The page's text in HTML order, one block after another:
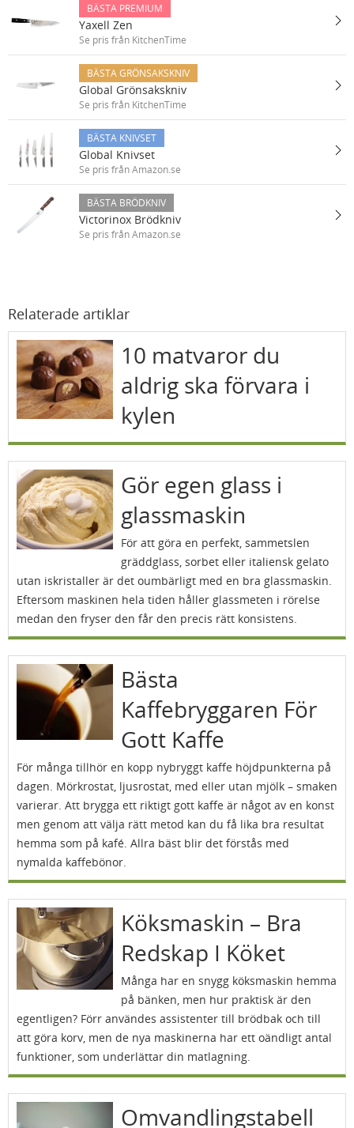
BÄSTA PREMIUM
Yaxell Zen
Se pris från KitchenTime
BÄSTA GRÖNSAKSKNIV
Global Grönsakskniv
Se pris från KitchenTime
BÄSTA KNIVSET
Global Knivset
Se pris från Amazon.se
BÄSTA BRÖDKNIV
Victorinox Brödkniv
Se pris från Amazon.se
Relaterade artiklar
10 matvaror du
aldrig ska förvara i
kylen
Gör egen glass i
glassmaskin
För att göra en perfekt, sammetslen
gräddglass, sorbet eller italiensk gelato
utan iskristaller är det oumbärligt med en bra glassmaskin.
Eftersom maskinen hela tiden håller glassmeten i rörelse
medan den fryser den får den precis rätt konsistens.
Bästa
Kaffebryggaren För
Gott Kaffe
För många tillhör en kopp nybryggt kaffe höjdpunkterna på
dagen. Mörkrostat, ljusrostat, med eller utan mjölk – smaken
varierar. Att brygga ett riktigt gott kaffe är något av en konst
men genom att välja rätt metod kan du få lika bra resultat
hemma som på kafé. Allra bäst blir det förstås med
nymalda kaffebönor.
Köksmaskin – Bra
Redskap I Köket
Många har en snygg köksmaskin hemma
på bänken, men hur praktisk är den
egentligen? Förr användes assistenter till brödbak och till
att göra korv, men de nya maskinerna har ett oändligt antal
funktioner, som underlättar din matlagning.
Omvandlingstabell